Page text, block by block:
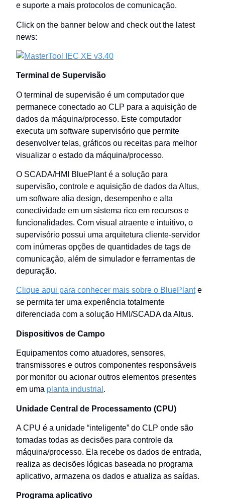
e suporte a mais protocolos de comunicação.
Click on the banner below and check out the latest
news:
Terminal de Supervisão
O terminal de supervisão é um computador que
permanece conectado ao CLP para a aquisição de
dados da máquina/processo. Este computador
executa um software supervisório que permite
desenvolver telas, gráficos ou receitas para melhor
visualizar o estado da máquina/processo.
O SCADA/HMI BluePlant é a solução para
supervisão, controle e aquisição de dados da Altus,
um software alia design, desempenho e alta
conectividade em um sistema rico em recursos e
funcionalidades. Com visual atraente e intuitivo, o
supervisório possui uma arquitetura cliente-servidor
com inúmeras opções de quantidades de tags de
comunicação, além de simulador e ferramentas de
depuração.
Clique aqui para conhecer mais sobre o BluePlante
se permita ter uma experiência totalmente
diferenciada com a solução HMI/SCADA da Altus.
Dispositivos de Campo
Equipamentos como atuadores, sensores,
transmissores e outros componentes responsáveis
por monitor ou acionar outros elementos presentes
em uma planta industrial .
Unidade Central de Processamento (CPU)
A CPU é a unidade “inteligente” do CLP onde são
tomadas todas as decisões para controle da
máquina/processo. Ela recebe os dados de entrada,
realiza as decisões lógicas baseada no programa
aplicativo, armazena os dados e atualiza as saídas.
Programa aplicativo